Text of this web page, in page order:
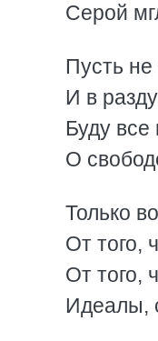
Серой
Пусть не
И в
Буду все
О
Только
От того,
От того,
Идеалы,